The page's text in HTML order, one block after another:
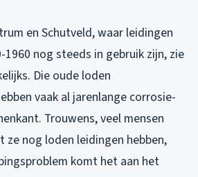
en Schutveld, waar leidingen
nog steeds in gebruik zijn, zie
Die oude loden
vaak al jarenlange corrosie-
Trouwens, veel mensen
ze nog loden leidingen hebben,
komt het aan het